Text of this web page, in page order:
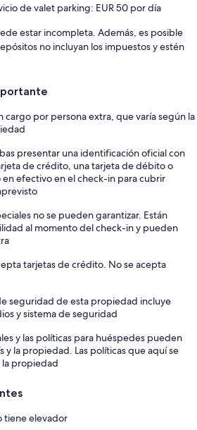
de valet parking: EUR 50 por día
estar incompleta. Además, es posible
no incluyan los impuestos y estén
cargo por persona extra, que varía según la
presentar una identificación oficial con
de crédito, una tarjeta de débito o
efectivo en el check-in para cubrir
no se pueden garantizar. Están
al momento del check-in y pueden
tarjetas de crédito. No se acepta
seguridad de esta propiedad incluye
y sistema de seguridad
y las políticas para huéspedes pueden
y la propiedad. Las políticas que aquí se
la propiedad
tiene elevador